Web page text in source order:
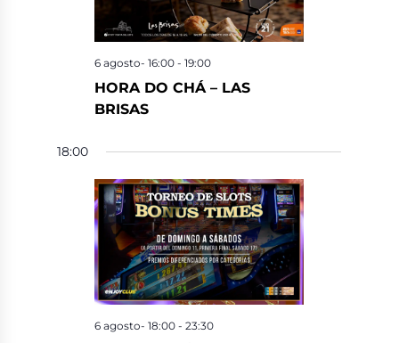
6 agosto- 16:00 -19:00
HORA DO CHÁ – LAS
BRISAS
18:00
6 agosto- 18:00 -23:30